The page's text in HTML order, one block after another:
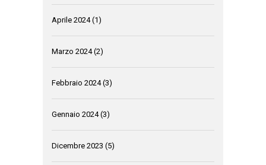
Aprile 2024(1)
Marzo 2024(2)
Febbraio 2024(3)
Gennaio 2024(3)
Dicembre 2023 (5)